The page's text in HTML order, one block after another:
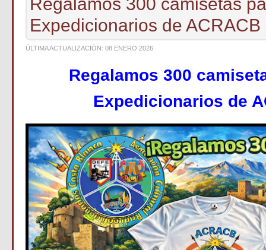
Expedicionarios de ACRACB
ÚLTIMA ACTUALIZACIÓN: 08 ENERO 2026
Regalamos 300
Expedicionarios de